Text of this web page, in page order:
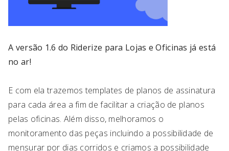
A versão 1.6 do Riderize para Lojas e Oficinas já está
no ar!
E com ela trazemos templates de planos de assinatura
para cada área a fim de facilitar a criação de planos
pelas oficinas. Além disso, melhoramos o
monitoramento das peças incluindo a possibilidade de
mensurar por dias corridos e criamos a possibilidade